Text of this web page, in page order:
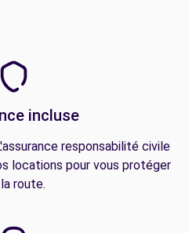
incluse
responsabilité civile
locations pour vous protéger
route.